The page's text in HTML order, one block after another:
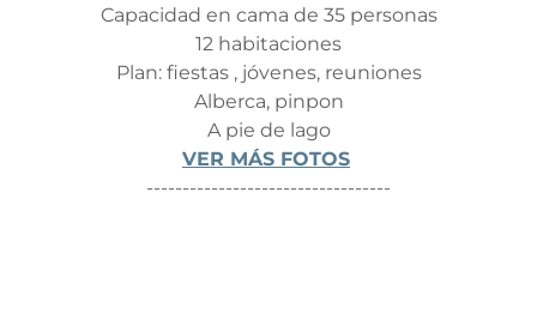
Capacidad en cama de 35 personas
12 habitaciones
Plan: fiestas , jóvenes, reuniones
Alberca, pinpon
A pie de lago
VER MÁS FOTOS
----------------------------------